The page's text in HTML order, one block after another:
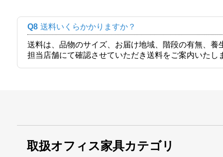
Q8 送料いくらかかりますか？
送料は、品物のサイズ、お届け地域、階段の有無、
担当店舗にて確認させていただき送料をご案内いたし
取扱オフィス家具カテゴリ